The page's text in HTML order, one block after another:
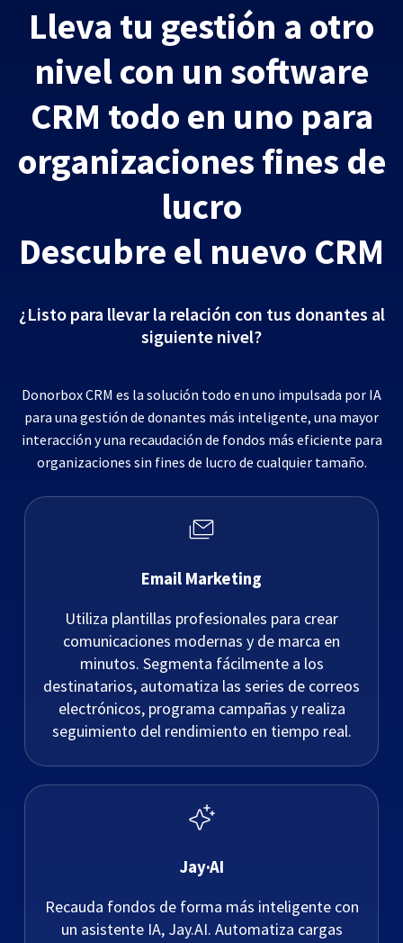
Lleva tu gestión a otro
nivel con un software
CRM todo en uno para
organizaciones fines de
lucro
Descubre el nuevo CRM
¿Listo para llevar la relación con tus donantes al
siguiente nivel?
Donorbox CRM es la solución todo en uno impulsada por IA
para una gestión de donantes más inteligente, una mayor
interacción y una recaudación de fondos más eficiente para
organizaciones sin fines de lucro de cualquier tamaño.
Email Marketing
Utiliza plantillas profesionales para crear
comunicaciones modernas y de marca en
minutos. Segmenta fácilmente a los
destinatarios, automatiza las series de correos
electrónicos, programa campañas y realiza
seguimiento del rendimiento en tiempo real.
Jay·AI
Recauda fondos de forma más inteligente con
un asistente IA, Jay.AI. Automatiza cargas